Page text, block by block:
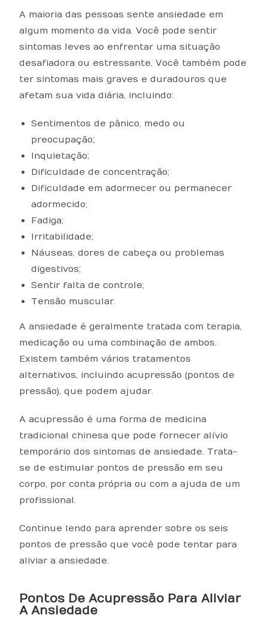
A maioria das pessoas sente ansiedade em
algum momento da vida. Você pode sentir
sintomas leves ao enfrentar uma situação
desafiadora ou estressante. Você também pode
ter sintomas mais graves e duradouros que
afetam sua vida diária, incluindo:
Sentimentos de pânico, medo ou
preocupação;
Inquietação;
Dificuldade de concentração;
Dificuldade em adormecer ou permanecer
adormecido;
Fadiga;
Irritabilidade;
Náuseas, dores de cabeça ou problemas
digestivos;
Sentir falta de controle;
Tensão muscular.
A ansiedade é geralmente tratada com terapia,
medicação ou uma combinação de ambos.
Existem também vários tratamentos
alternativos, incluindo acupressão (pontos de
pressão), que podem ajudar.
A acupressão é uma forma de medicina
tradicional chinesa que pode fornecer alívio
temporário dos sintomas de ansiedade. Trata-
se de estimular pontos de pressão em seu
corpo, por conta própria ou com a ajuda de um
profissional.
Continue lendo para aprender sobre os seis
pontos de pressão que você pode tentar para
aliviar a ansiedade.
Pontos De Acupressão Para Aliviar
A Ansiedade